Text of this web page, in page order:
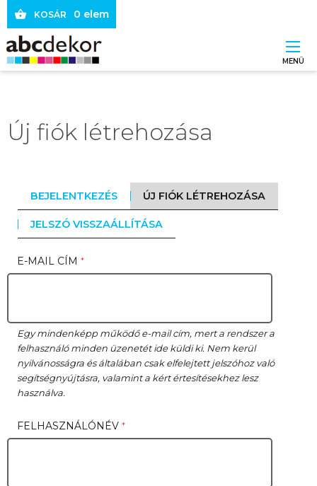
Ugrás
tartalomra
KOSÁR 0 elem
navigation
MENÜ
Új fiók létrehozása
Elsődleges
fülek
BEJELENTKEZÉS ÚJ FIÓK LÉTREHOZÁSA
JELSZÓ VISSZAÁLLÍTÁSA
E-MAIL CÍM
Egy mindenképp működő e-mail cím, mert a rendszer a
felhasználó minden üzenetét ide küldi ki. Nem kerül
nyilvánosságra és általában csak elfelejtett jelszóhoz való
segítségnyújtásra, valamint a kért értesítésekhez lesz
használva.
FELHASZNÁLÓNÉV